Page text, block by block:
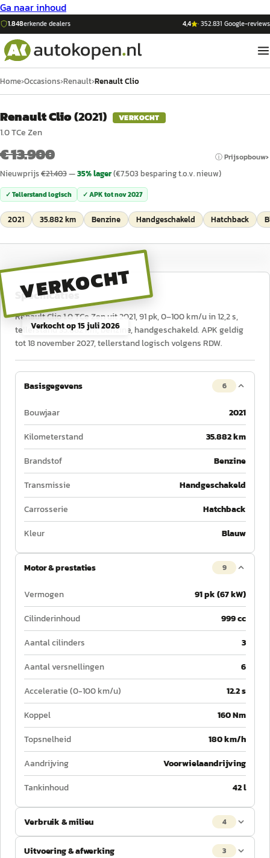
Ga naar inhoud
1.848erkende dealers 4,4 ·352.831 Google-reviews
Home›Occasions›Renault›Renault Clio
Renault Clio(2021) VERKOCHT
1.0 TCe Zen
€ 13.900 ⓘ Prijsopbouw
Nieuwprijs€21.403—35% lager(€7.503 besparing t.o.v. nieuw)
✓ Tellerstand logisch ✓ APK totnov 2027
2021 35.882 km Benzine Handgeschakeld Hatchback
VERKOCHT
Verkocht op15 juli 2026
Specificaties
Renault Clio 1.0 TCe Zen uit 2021, 91 pk, 0–100 km/u in 12,2 s,
tellerstand 35.882 km, benzine, handgeschakeld. APK geldig
tot 18 november 2027, tellerstand logisch volgens RDW.
Basisgegevens 6
Bouwjaar
2021
Kilometerstand
35.882 km
Brandstof
Benzine
Transmissie
Handgeschakeld
Carrosserie
Hatchback
Kleur
Blauw
Motor & prestaties 9
Vermogen
91 pk (67 kW)
Cilinderinhoud
999 cc
Aantal cilinders
3
Aantal versnellingen
6
Acceleratie (0-100 km/u)
12.2 s
Koppel
160 Nm
Topsnelheid
180 km/h
Aandrijving
Voorwielaandrijving
Tankinhoud
42 l
Verbruik & milieu 4
Uitvoering & afwerking 3